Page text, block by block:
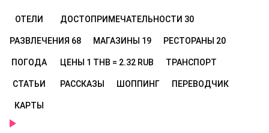
ОТЕЛИ ДОСТОПРИМЕЧАТЕЛЬНОСТИ 30
РАЗВЛЕЧЕНИЯ 68 МАГАЗИНЫ 19 РЕСТОРАНЫ 20
ПОГОДА ЦЕНЫ 1 THB = 2.32 RUB ТРАНСПОРТ
СТАТЬИ РАССКАЗЫ ШОППИНГ ПЕРЕВОДЧИК
КАРТЫ
